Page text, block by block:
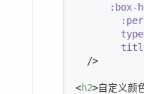
:box-
type
  />
<h2>自定义颜